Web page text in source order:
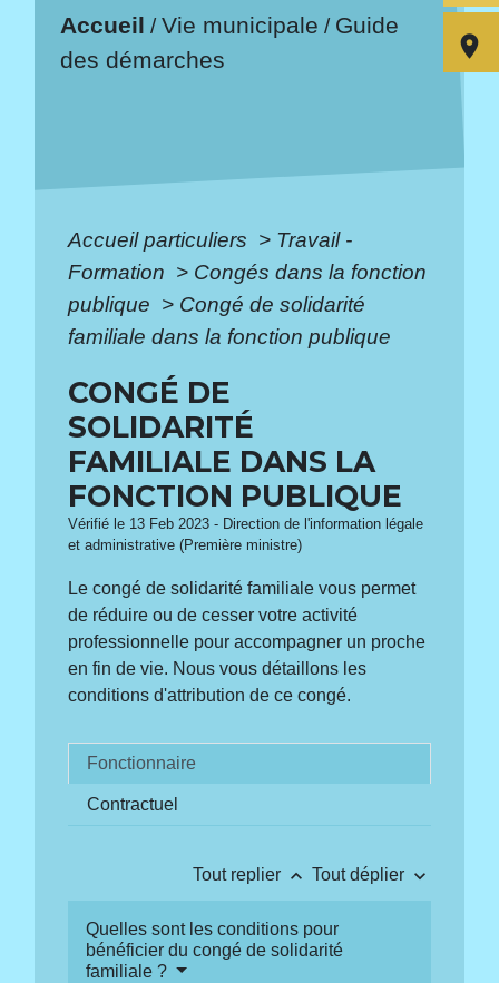
Accueil /Vie municipale / Guide
des démarches
Accueil particuliers > Travail -
Formation > Congés dans la fonction
publique > Congé de solidarité
familiale dans la fonction publique
CONGÉ DE
SOLIDARITÉ
FAMILIALE DANS LA
FONCTION PUBLIQUE
Vérifié le 13 Feb 2023 - Direction de l'information légale
et administrative (Première ministre)
Le congé de solidarité familiale vous permet
de réduire ou de cesser votre activité
professionnelle pour accompagner un proche
en fin de vie. Nous vous détaillons les
conditions d'attribution de ce congé.
Fonctionnaire
Contractuel
Tout replier keyboard_arrow_up Tout déplier keyboard_arrow_down
Quelles sont les conditions pour
bénéficier du congé de solidarité
familiale ?
room